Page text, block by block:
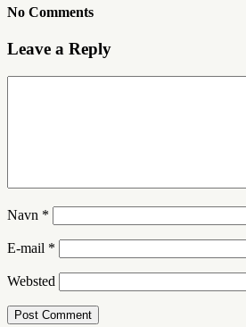
No Comments
Leave a Reply
Navn *
E-mail *
Websted